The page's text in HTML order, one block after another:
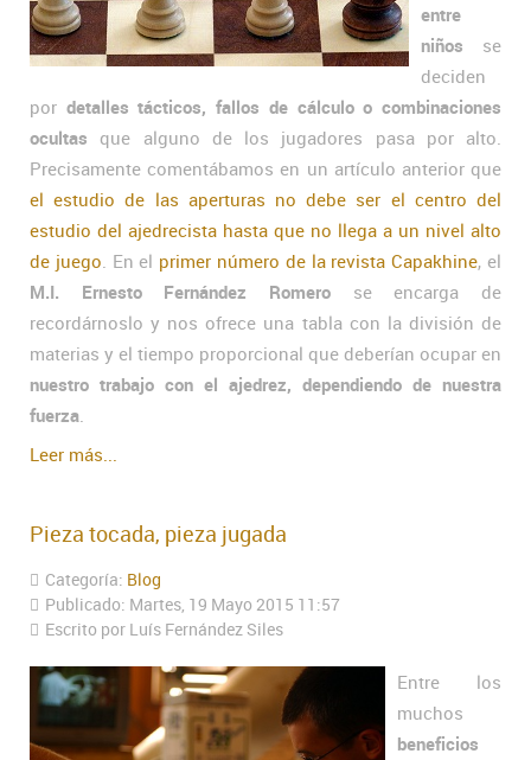
entre
niños se
deciden
por detalles tácticos, fallos de cálculo o combinaciones
ocultas que alguno de los jugadores pasa por alto.
Precisamente comentábamos en un artículo anterior que
el estudio de las aperturas no debe ser el centro del
estudio del ajedrecista hasta que no llega a un nivel alto
de juego . En el primer número de la revista Capakhine, el
M.I. Ernesto Fernández Romero se encarga de
recordárnoslo y nos ofrece una tabla con la división de
materias y el tiempo proporcional que deberían ocupar en
nuestro trabajo con el ajedrez, dependiendo de nuestra
fuerza
Leer más...
Pieza tocada, pieza jugada
Categoría: Blog
Publicado: Martes, 19 Mayo 2015 11:57
Escrito por Luís Fernández Siles
Entre los
muchos
beneficios